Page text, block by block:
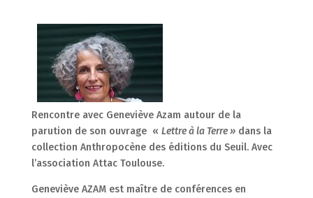
Rencontre avec Geneviève Azam autour de la
parution de son ouvrage « Lettre à la Terre »dans la
collection Anthropocène des éditions du Seuil. Avec
l’association Attac Toulouse.
Geneviève AZAM est maître de conférences en